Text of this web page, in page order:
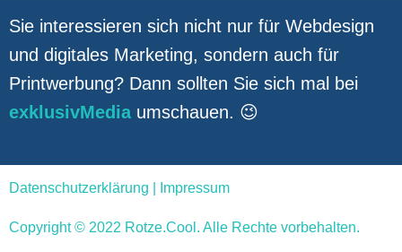
Sie interessieren sich nicht nur für Webdesign
und digitales Marketing, sondern auch für
Printwerbung? Dann sollten Sie sich mal bei
exklusivMediaumschauen. 😉
Copyright © 2022 Rotze.Cool. Alle Rechte vorbehalten.
Datenschutzerklärung Impressum